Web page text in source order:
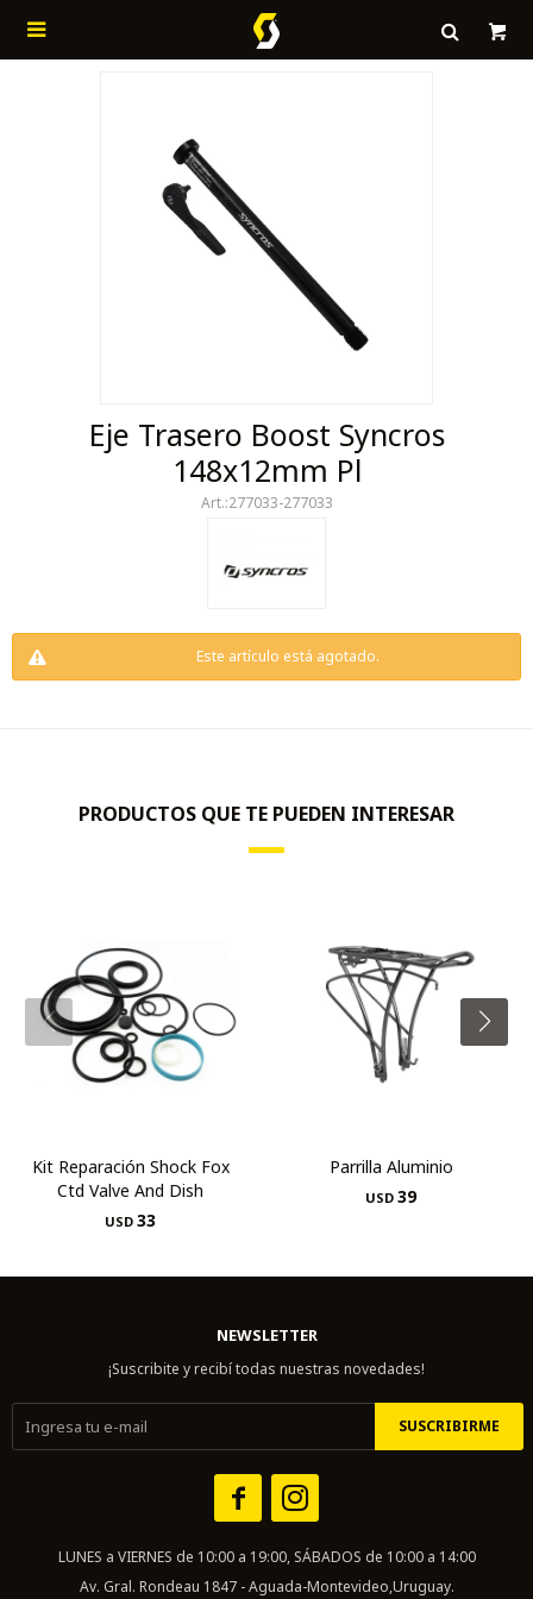

Eje Trasero Boost Syncros
148x12mm Pl
277033-277033
Este artículo está agotado.
PRODUCTOS QUE TE PUEDEN INTERESAR
Kit Reparación Shock Fox
Ctd Valve And Dish
USD 33
Parrilla Aluminio
USD 39
NEWSLETTER
¡Suscribite y recibí todas nuestras novedades!
SUSCRIBIRME
 
LUNES a VIERNES de 10:00 a 19:00, SÁBADOS de 10:00 a 14:00
Av. Gral. Rondeau 1847 - Aguada-Montevideo,Uruguay.